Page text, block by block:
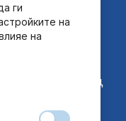
№228, склад
ги
на
на